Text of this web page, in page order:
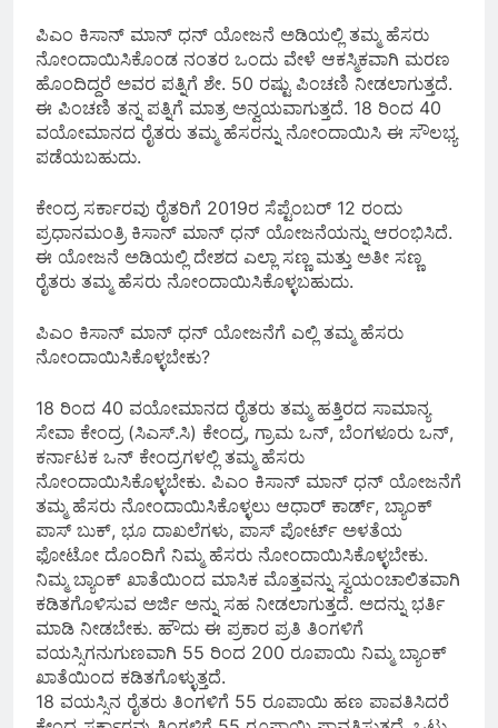
ಪಿಎಂ ಕಿಸಾನ್ ಮಾನ್ ಧನ್ ಯೋಜನೆ ಅಡಿಯಲ್ಲಿ ತಮ್ಮ ಹೆಸರು
ನೋಂದಾಯಿಸಿಕೊಂಡ ನಂತರ ಒಂದು ವೇಳೆ ಆಕಸ್ಮಿಕವಾಗಿ ಮರಣ
ಹೊಂದಿದ್ದರೆ ಅವರ ಪತ್ನಿಗೆ ಶೇ. 50 ರಷ್ಟು ಪಿಂಚಣಿ ನೀಡಲಾಗುತ್ತದೆ.
ಈ ಪಿಂಚಣಿ ತನ್ನ ಪತ್ನಿಗೆ ಮಾತ್ರ ಅನ್ವಯವಾಗುತ್ತದೆ. 18 ರಿಂದ 40
ವಯೋಮಾನದ ರೈತರು ತಮ್ಮ ಹೆಸರನ್ನು ನೋಂದಾಯಿಸಿ ಈ ಸೌಲಭ್ಯ
ಪಡೆಯಬಹುದು.
ಕೇಂದ್ರ ಸರ್ಕಾರವು ರೈತರಿಗೆ 2019ರ ಸೆಪ್ಟೆಂಬರ್ 12 ರಂದು
ಪ್ರಧಾನಮಂತ್ರಿ ಕಿಸಾನ್ ಮಾನ್ ಧನ್ ಯೋಜನೆಯನ್ನು ಆರಂಭಿಸಿದೆ.
ಈ ಯೋಜನೆ ಅಡಿಯಲ್ಲಿ ದೇಶದ ಎಲ್ಲಾ ಸಣ್ಣ ಮತ್ತು ಅತೀ ಸಣ್ಣ
ರೈತರು ತಮ್ಮ ಹೆಸರು ನೋಂದಾಯಿಸಿಕೊಳ್ಳಬಹುದು.
ಪಿಎಂ ಕಿಸಾನ್ ಮಾನ್ ಧನ್ ಯೋಜನೆಗೆ ಎಲ್ಲಿ ತಮ್ಮ ಹೆಸರು
ನೋಂದಾಯಿಸಿಕೊಳ್ಳಬೇಕು?
18 ರಿಂದ 40 ವಯೋಮಾನದ ರೈತರು ತಮ್ಮ ಹತ್ತಿರದ ಸಾಮಾನ್ಯ
ಸೇವಾ ಕೇಂದ್ರ (ಸಿಎಸ್.ಸಿ) ಕೇಂದ್ರ, ಗ್ರಾಮ ಒನ್, ಬೆಂಗಳೂರು ಒನ್,
ಕರ್ನಾಟಕ ಒನ್ ಕೇಂದ್ರಗಳಲ್ಲಿ ತಮ್ಮ ಹೆಸರು
ನೋಂದಾಯಿಸಿಕೊಳ್ಳಬೇಕು. ಪಿಎಂ ಕಿಸಾನ್ ಮಾನ್ ಧನ್ ಯೋಜನೆಗೆ
ತಮ್ಮ ಹೆಸರು ನೋಂದಾಯಿಸಿಕೊಳ್ಳಲು ಆಧಾರ್ ಕಾರ್ಡ್, ಬ್ಯಾಂಕ್
ಪಾಸ್ ಬುಕ್, ಭೂ ದಾಖಲೆಗಳು, ಪಾಸ್ ಪೋರ್ಟ್ ಅಳತೆಯ
ಫೋಟೋ ದೊಂದಿಗೆ ನಿಮ್ಮ ಹೆಸರು ನೋಂದಾಯಿಸಿಕೊಳ್ಳಬೇಕು.
ನಿಮ್ಮ ಬ್ಯಾಂಕ್ ಖಾತೆಯಿಂದ ಮಾಸಿಕ ಮೊತ್ತವನ್ನು ಸ್ವಯಂಚಾಲಿತವಾಗಿ
ಕಡಿತಗೊಳಿಸುವ ಅರ್ಜಿ ಅನ್ನು ಸಹ ನೀಡಲಾಗುತ್ತದೆ. ಅದನ್ನು ಭರ್ತಿ
ಮಾಡಿ ನೀಡಬೇಕು. ಹೌದು ಈ ಪ್ರಕಾರ ಪ್ರತಿ ತಿಂಗಳಿಗೆ
ವಯಸ್ಸಿಗನುಗುಣವಾಗಿ 55 ರಿಂದ 200 ರೂಪಾಯಿ ನಿಮ್ಮ ಬ್ಯಾಂಕ್
ಖಾತೆಯಿಂದ ಕಡಿತಗೊಳ್ಳುತ್ತದೆ.
18 ವಯಸ್ಸಿನ ರೈತರು ತಿಂಗಳಿಗೆ 55 ರೂಪಾಯಿ ಹಣ ಪಾವತಿಸಿದರೆ